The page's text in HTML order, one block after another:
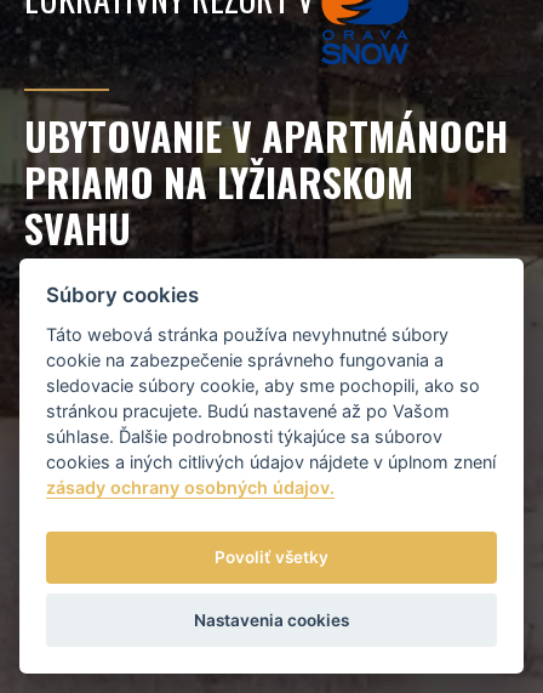
UBYTOVANIE V APARTMÁNOCH
PRIAMO NA LYŽIARSKOM
SVAHU
Súbory cookies
Táto webová stránka používa nevyhnutné súbory
cookie na zabezpečenie správneho fungovania a
sledovacie súbory cookie, aby sme pochopili, ako so
stránkou pracujete. Budú nastavené až po Vašom
súhlase. Ďalšie podrobnosti týkajúce sa súborov
cookies a iných citlivých údajov nájdete v úplnom znení
zásady ochrany osobných údajov.
Povoliť všetky
Nastavenia cookies